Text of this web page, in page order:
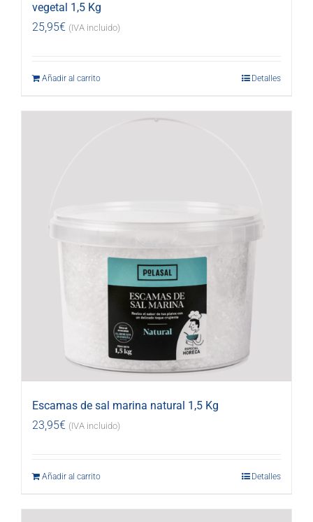
vegetal 1,5 Kg
25,95€ (IVA incluido)
Añadir al carrito Detalles
Escamas de sal marina natural 1,5 Kg
23,95€ (IVA incluido)
Añadir al carrito Detalles